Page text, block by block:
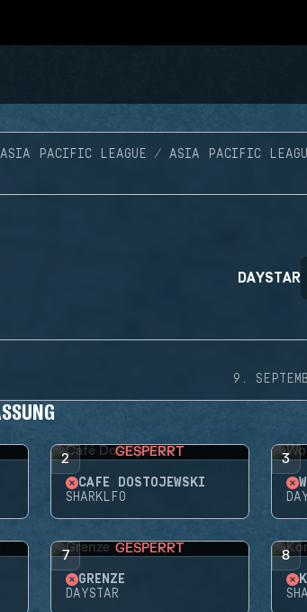
ASIA PACIFIC LEAGUE ASIA PACIFIC
DAYSTAR
9.
2 GESPERRT
CAFÉ DOSTOJEWSKI
SHARKLFO
3
7 GESPERRT
GRENZE
DAYSTAR
8